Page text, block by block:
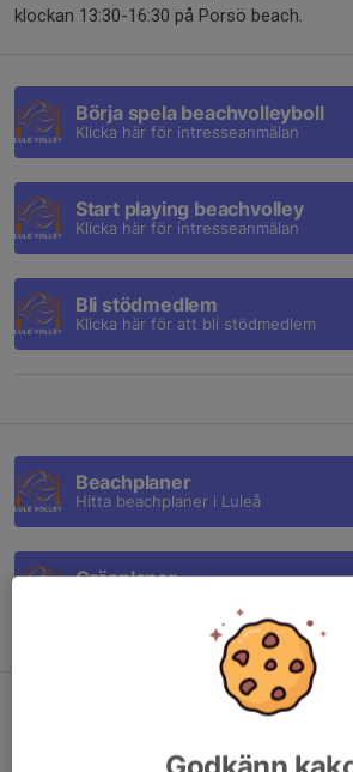
klockan 13:30-16:30 på Porsö beach.
Börja spela beachvolleyboll
Klicka här för intresseanmälan
Start playing beachvolley
Klicka här för intresseanmälan
Bli stödmedlem
Klicka här för att bli stödmedlem
Beachplaner
Hitta beachplaner i Luleå
Gräsplaner
Luleå Midnight Beach
oförglömligt tävlingsdygn